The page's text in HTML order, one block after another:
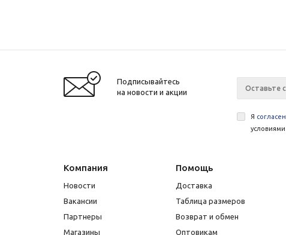
Подписывайтесь
на новости и акции
Я согласен
условиями
Компания Помощь
Новости
Вакансии
Партнеры
Магазины
Доставка
Таблица размеров
Возврат и обмен
Оптовикам